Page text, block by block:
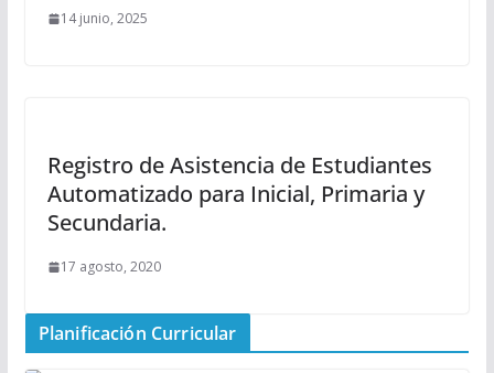
14 junio, 2025
Registro de Asistencia de Estudiantes
Automatizado para Inicial, Primaria y
Secundaria.
17 agosto, 2020
Planificación Curricular